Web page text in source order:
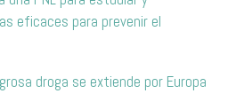
eficaces para prevenir el
droga se extiende por Europa